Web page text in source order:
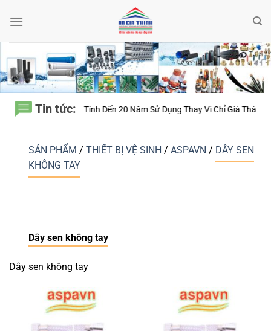
qua
Tin tức:
Nghiệp Luôn Tính Đến 20 Năm Sử Dụng Thay Vì Chỉ Giá Thành?
SẢN PHẨM / THIẾT BỊ VỆ SINH / ASPAVN / DÂY SEN
KHÔNG TAY
Dây sen không tay
Dây sen không tay